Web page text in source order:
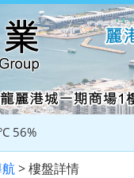
56%
> 樓盤詳情